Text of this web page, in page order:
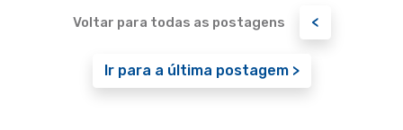
Voltar para todas as postagens <
Ir para a última postagem >